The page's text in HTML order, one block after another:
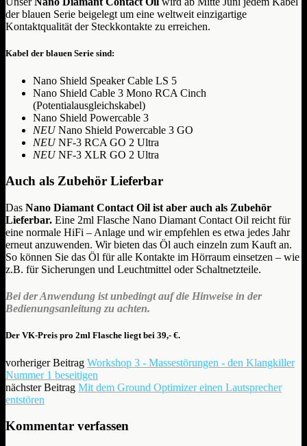
der blauen Serie beigelegt um eine weltweit einzigartige
Kontaktqualität der Steckkontakte zu erreichen.
Kabel der blauen Serie sind:
Nano Shield Speaker Cable LS 5
Nano Shield Cable 3 Mono RCA Cinch
(Potentialausgleichskabel)
Nano Shield Powercable 3
NEUNano Shield Powercable 3 GO
NEUNF-3 RCA GO 2 Ultra
NEUNF-3 XLR GO 2 Ultra
Auch als Zubehör Lieferbar
Das Nano Diamant Contact Oil ist aber auch als Zubehör
Lieferbar. Eine 2ml Flasche Nano Diamant Contact Oil reicht für
eine normale HiFi – Anlage und wir empfehlen es etwa jedes Jahr
erneut anzuwenden. Wir bieten das Öl auch einzeln zum Kauft an.
So können Sie das Öl für alle Kontakte im Hörraum einsetzen – wie
z.B. für Sicherungen und Leuchtmittel oder Schaltnetzteile.
Bei der Anwendung ist unbedingt auf die Hinweise in der
Bedienungsanleitung zu achten.
Der VK-Preis pro 2ml Flasche liegt bei 39,- €.
vorheriger Beitrag Workshop 3 - Massestörungen - den Klangkiller
Nummer 1 beseitigen
nächster Beitrag Mit dem Ground Optimizer einen Lautsprecher
entstören
Kommentar verfassen